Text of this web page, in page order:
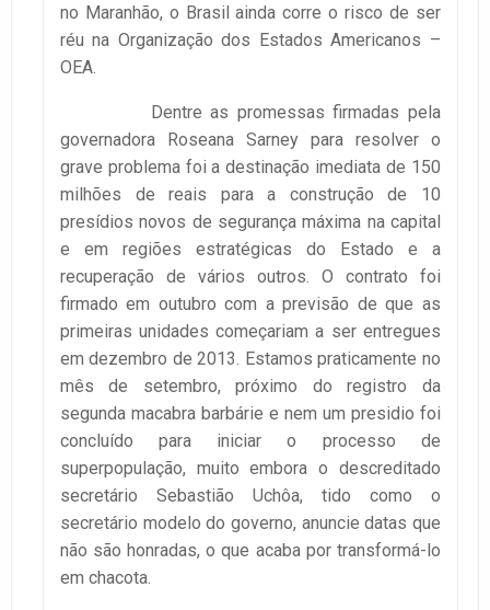
no Maranhão, o Brasil ainda corre o risco de ser
réu na Organização dos Estados Americanos –
OEA.
Dentre as promessas firmadas pela
governadora Roseana Sarney para resolver o
grave problema foi a destinação imediata de 150
milhões de reais para a construção de 10
presídios novos de segurança máxima na capital
e em regiões estratégicas do Estado e a
recuperação de vários outros. O contrato foi
firmado em outubro com a previsão de que as
primeiras unidades começariam a ser entregues
em dezembro de 2013. Estamos praticamente no
mês de setembro, próximo do registro da
segunda macabra barbárie e nem um presidio foi
concluído para iniciar o processo de
superpopulação, muito embora o descreditado
secretário Sebastião Uchôa, tido como o
secretário modelo do governo, anuncie datas que
não são honradas, o que acaba por transformá-lo
em chacota.